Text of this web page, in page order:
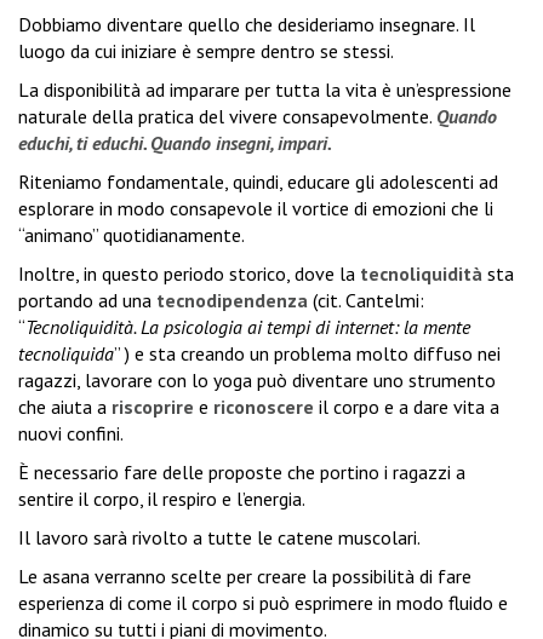
Dobbiamo diventare quello che desideriamo insegnare. Il
luogo da cui iniziare è sempre dentro se stessi.
La disponibilità ad imparare per tutta la vita è un’espressione
naturale della pratica del vivere consapevolmente. Quando
educhi, ti educhi. Quando insegni, impari.
Riteniamo fondamentale, quindi, educare gli adolescenti ad
esplorare in modo consapevole il vortice di emozioni che li
“animano” quotidianamente.
Inoltre, in questo periodo storico, dove la tecnoliquidità sta
portando ad una tecnodipendenza (cit. Cantelmi:
“Tecnoliquidità. La psicologia ai tempi di internet: la mente
tecnoliquida” ) e sta creando un problema molto diffuso nei
ragazzi, lavorare con lo yoga può diventare uno strumento
che aiuta a riscoprire e riconoscere il corpo e a dare vita a
nuovi confini.
È necessario fare delle proposte che portino i ragazzi a
sentire il corpo, il respiro e l’energia.
Il lavoro sarà rivolto a tutte le catene muscolari.
Le asana verranno scelte per creare la possibilità di fare
esperienza di come il corpo si può esprimere in modo fluido e
dinamico su tutti i piani di movimento.